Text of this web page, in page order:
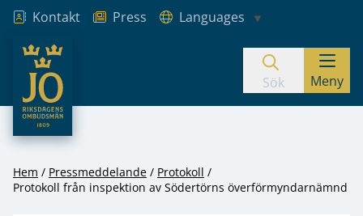
Hoppa till innehåll
Kontakt Press
Languages
JO – Riksdagens Ombudsmän
Sök Meny
Hem Pressmeddelande
Protokoll
Protokoll från inspektion av Södertörns överförmyndarnämnd